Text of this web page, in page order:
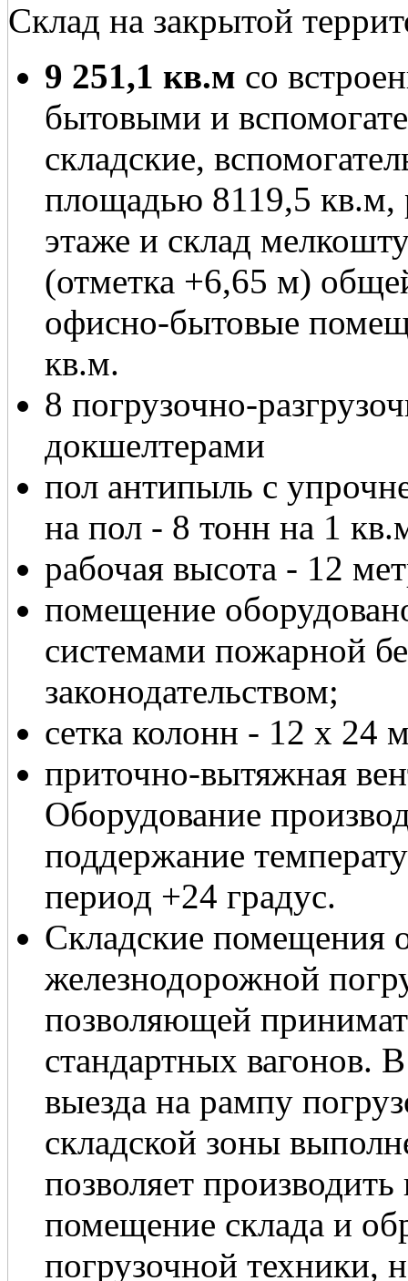
Склад на закрытой
9 251,1 кв.м со
бытовыми и
складские,
площадью 8119,5 кв.м,
этаже и склад
(отметка +6,65 м)
офисно-бытовые
кв.м.
8 погрузочно-
докшелтерами
пол антипыль с
на пол - 8 тонн на 1
рабочая высота - 12
помещение
системами пожарной
законодательством;
сетка колонн - 12 х 24
приточно-вытяжная
Оборудование
поддержание
период +24 градус.
Складские помещения
железнодорожной
позволяющей
стандартных вагонов.
выезда на рампу
складской зоны
позволяет
помещение склада и
погрузочной